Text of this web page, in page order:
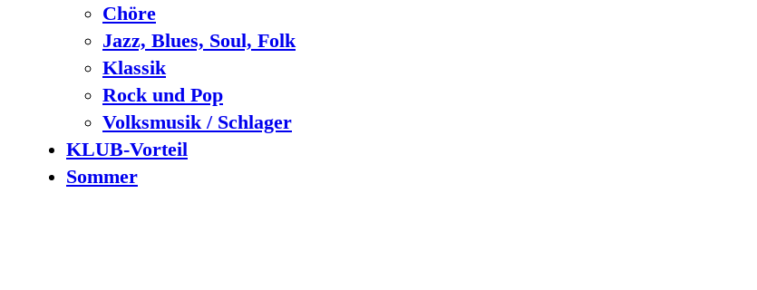
Chöre
Jazz, Blues, Soul, Folk
Klassik
Rock und Pop
Volksmusik / Schlager
KLUB-Vorteil
Sommer